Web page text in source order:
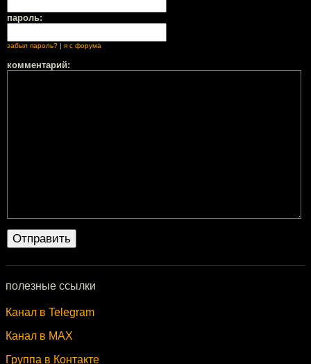
пароль:
забыл пароль? | я с форума
комментарий:
полезные ссылки
Канал в Telegram
Канал в MAX
Группа в Контакте